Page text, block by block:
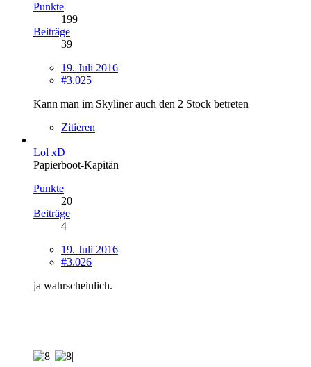
Punkte
199
Beiträge
39
19. Juli 2016
#3.025
Kann man im Skyliner auch den 2 Stock betreten
Zitieren
Lol xD
Papierboot-Kapitän
Punkte
20
Beiträge
4
19. Juli 2016
#3.026
ja wahrscheinlich.